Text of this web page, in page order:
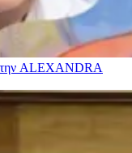
ALEXANDRA